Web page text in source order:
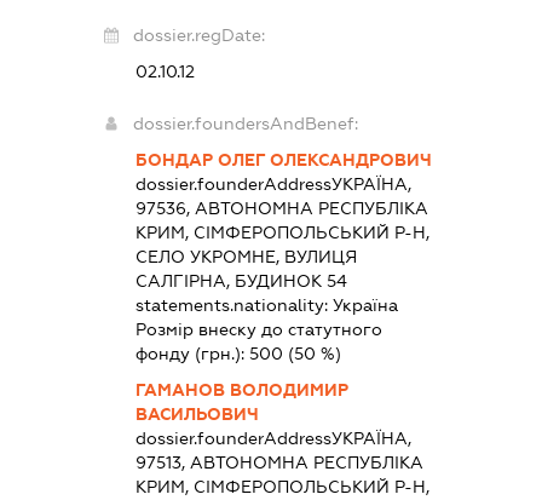
dossier.regDate:
02.10.12
dossier.foundersAndBenef:
БОНДАР ОЛЕГ ОЛЕКСАНДРОВИЧ
dossier.founderAddressУКРАЇНА,
97536, АВТОНОМНА РЕСПУБЛІКА
КРИМ, СІМФЕРОПОЛЬСЬКИЙ Р-Н,
СЕЛО УКРОМНЕ, ВУЛИЦЯ
САЛГІРНА, БУДИНОК 54
statements.nationality: Україна
Розмір внеску до статутного
фонду (грн.): 500 (50 %)
ГАМАНОВ ВОЛОДИМИР
ВАСИЛЬОВИЧ
dossier.founderAddressУКРАЇНА,
97513, АВТОНОМНА РЕСПУБЛІКА
КРИМ, СІМФЕРОПОЛЬСЬКИЙ Р-Н,